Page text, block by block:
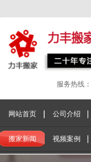
服务热线：
网站首页 公司介绍
搬家新闻 视频案例